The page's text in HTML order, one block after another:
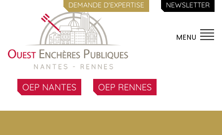
DEMANDE D'EXPERTISE NEWSLETTER
MENU
OEP NANTES OEP RENNES